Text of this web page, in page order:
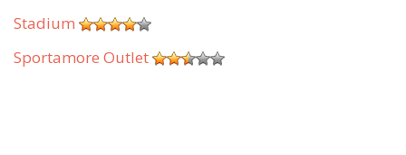
Stadium
Sportamore Outlet